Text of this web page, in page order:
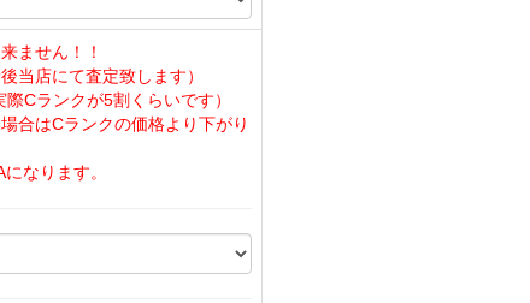
ません！！
当店にて査定致します）
Cランクが5割くらいです）
合はCランクの価格より下がり
なります。